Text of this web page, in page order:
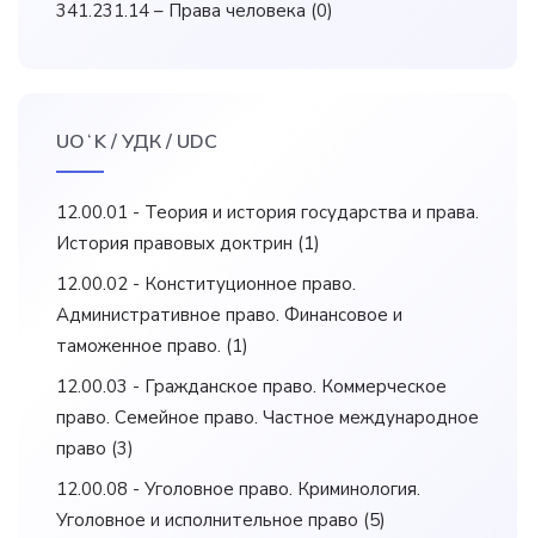
341.231.14 – Права человека (0)
UOʻK / УДК / UDC
12.00.01 - Теория и история государства и права.
История правовых доктрин (1)
12.00.02 - Конституционное право.
Административное право. Финансовое и
таможенное право. (1)
12.00.03 - Гражданское право. Коммерческое
право. Семейное право. Частное международное
право (3)
12.00.08 - Уголовное право. Криминология.
Уголовное и исполнительное право (5)